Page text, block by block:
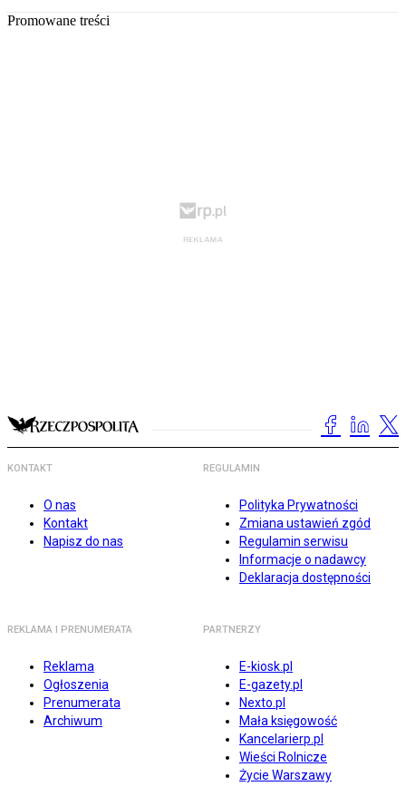
Promowane treści
KONTAKT
O nas
Kontakt
Napisz do nas
REGULAMIN
Polityka Prywatności
Zmiana ustawień zgód
Regulamin serwisu
Informacje o nadawcy
Deklaracja dostępności
REKLAMA I PRENUMERATA
Reklama
Ogłoszenia
Prenumerata
Archiwum
PARTNERZY
E-kiosk.pl
E-gazety.pl
Nexto.pl
Mała księgowość
Kancelarierp.pl
Wieści Rolnicze
Życie Warszawy